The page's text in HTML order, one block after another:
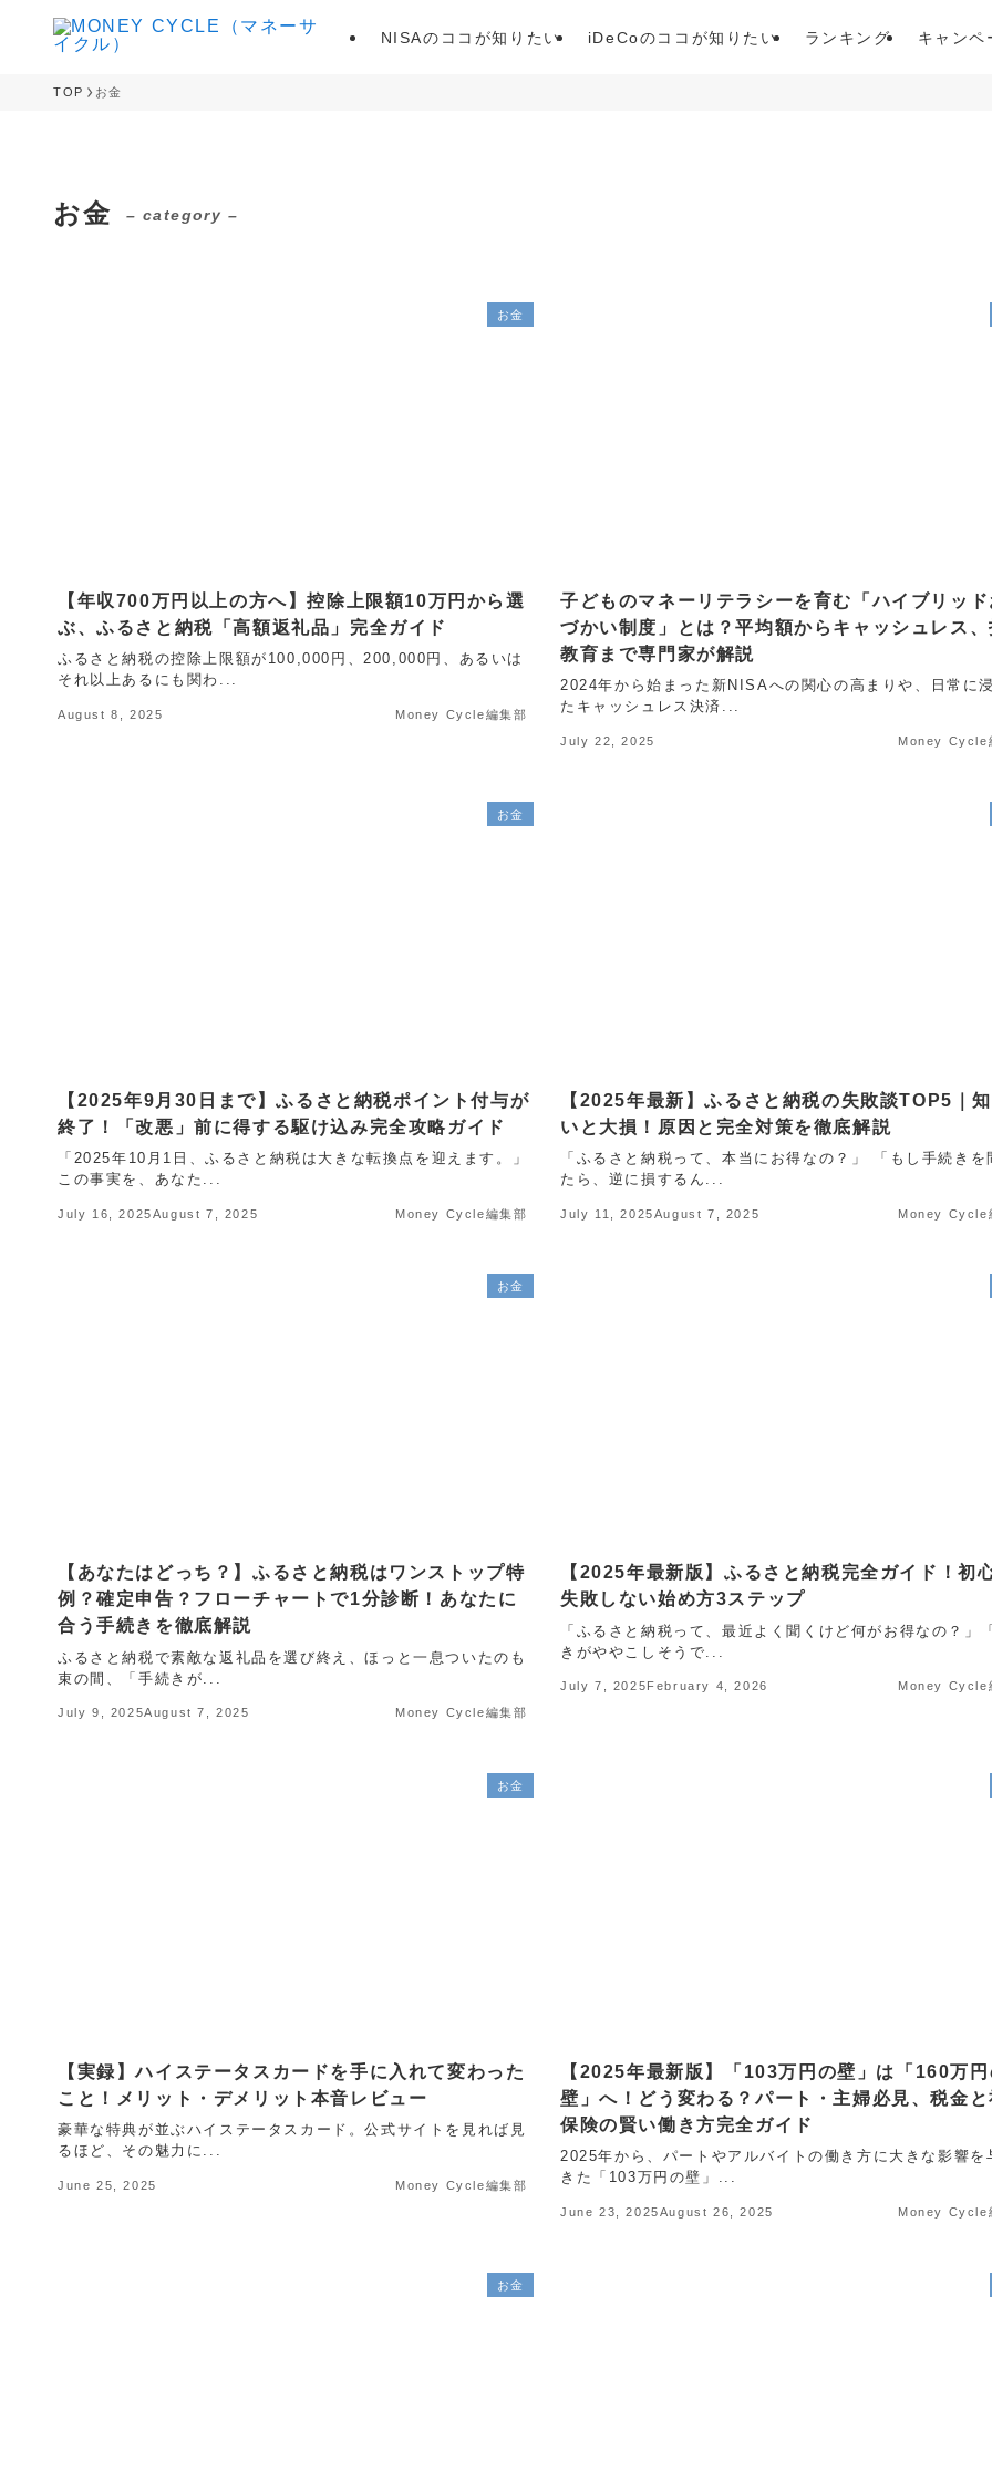
NISAのココが知りたい iDeCoのココが知りたい ランキング キャンペ
TOP お金
お金 – category –
お金
【年収700万円以上の方へ】控除上限額10万円から選
ぶ、ふるさと納税「高額返礼品」完全ガイド
ふるさと納税の控除上限額が100,000円、200,000円、あるいは
それ以上あるにも関わ...
August 8, 2025 Money Cycle編集部
子どものマネーリテラシーを育む「ハイブリッド
づかい制度」とは？平均額からキャッシュレス、
教育まで専門家が解説
2024年から始まった新NISAへの関心の高まりや、日常に
たキャッシュレス決済...
July 22, 2025 Money Cycle
お金
【2025年9月30日まで】ふるさと納税ポイント付与が
終了！「改悪」前に得する駆け込み完全攻略ガイド
「2025年10月1日、ふるさと納税は大きな転換点を迎えます。」
この事実を、あなた...
July 16, 2025August 7, 2025 Money Cycle編集部
【2025年最新】ふるさと納税の失敗談TOP5｜
いと大損！原因と完全対策を徹底解説
「ふるさと納税って、本当にお得なの？」 「もし手続きを
たら、逆に損するん...
July 11, 2025August 7, 2025 Money Cycle
お金
【あなたはどっち？】ふるさと納税はワンストップ特
例？確定申告？フローチャートで1分診断！あなたに
合う手続きを徹底解説
ふるさと納税で素敵な返礼品を選び終え、ほっと一息ついたのも
束の間、「手続きが...
July 9, 2025August 7, 2025 Money Cycle編集部
【2025年最新版】ふるさと納税完全ガイド！初
失敗しない始め方3ステップ
「ふるさと納税って、最近よく聞くけど何がお得なの？」
きがややこしそうで...
July 7, 2025 February 4, 2026 Money Cycle
お金
【実録】ハイステータスカードを手に入れて変わった
こと！メリット・デメリット本音レビュー
豪華な特典が並ぶハイステータスカード。公式サイトを見れば見
るほど、その魅力に...
June 25, 2025 Money Cycle編集部
【2025年最新版】「103万円の壁」は「160万円
壁」へ！どう変わる？パート・主婦必見、税金と
保険の賢い働き方完全ガイド
2025年から、パートやアルバイトの働き方に大きな影響を
きた「103万円の壁」...
June 23, 2025August 26, 2025 Money Cycle
お金